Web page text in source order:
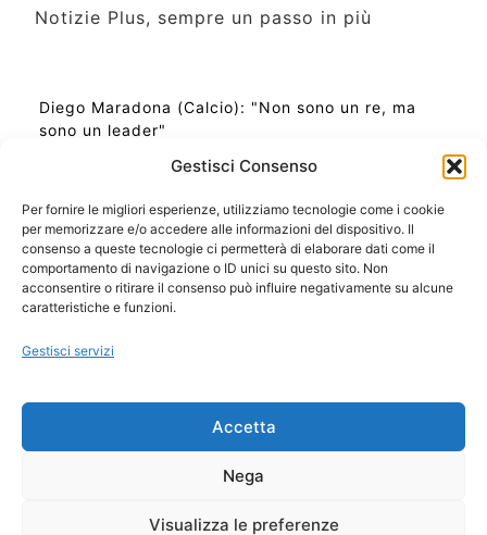
Gestisci Consenso
Per fornire le migliori esperienze, utilizziamo tecnologie come i cookie
per memorizzare e/o accedere alle informazioni del dispositivo. Il
consenso a queste tecnologie ci permetterà di elaborare dati come il
comportamento di navigazione o ID unici su questo sito. Non
acconsentire o ritirare il consenso può influire negativamente su alcune
caratteristiche e funzioni.
Gestisci servizi
Accetta
Nega
Visualizza le preferenze
Notizie Plus, sempre un passo in più
Diego Maradona (Calcio): "Non sono un re, ma
sono un leader"
Ora Esatta in Italia in questo momento
Ti Senti Strano Ultimamente? Potrebbe Essere per
la Risonanza di Schumann
Come Sapere Se Stai Ascendendo alla Quinta
Copyright 2026 NotiziePlus.com
Edizioni Web4Star
Privacy Coockie
Pubblicità